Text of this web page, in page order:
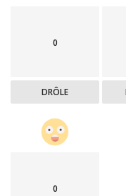
0
DRÔLE
0